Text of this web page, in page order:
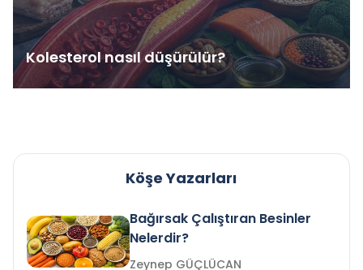
Kolesterol nasıl düşürülür?
Köşe Yazarları
Bağırsak Çalıştıran Besinler
Nelerdir?
Zeynep GÜÇLÜCAN